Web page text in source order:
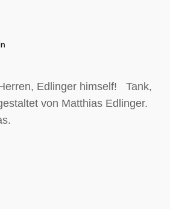
Edlinger himself! Tank,
von Matthias Edlinger.